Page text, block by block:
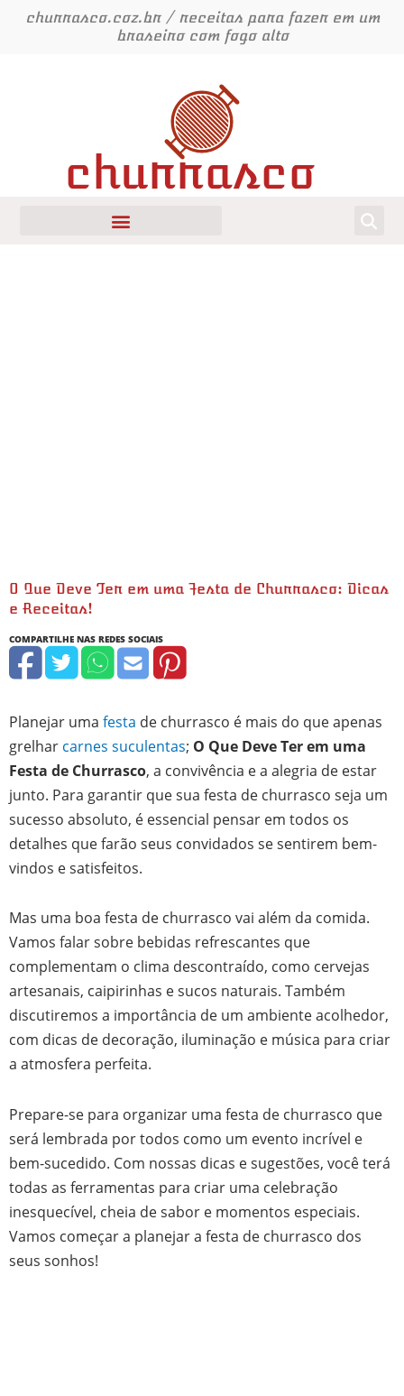
churrasco.coz.br / receitas para fazer em um
braseiro com fogo alto
churrasco
O Que Deve Ter em uma Festa de Churrasco: Dicas
e Receitas!
Planejar uma festa de churrasco é mais do que apenas
grelhar carnes suculentas; O Que Deve Ter em uma
Festa de Churrasco, a convivência e a alegria de estar
junto. Para garantir que sua festa de churrasco seja um
sucesso absoluto, é essencial pensar em todos os
detalhes que farão seus convidados se sentirem bem-
vindos e satisfeitos.
Mas uma boa festa de churrasco vai além da comida.
Vamos falar sobre bebidas refrescantes que
complementam o clima descontraído, como cervejas
artesanais, caipirinhas e sucos naturais. Também
discutiremos a importância de um ambiente acolhedor,
com dicas de decoração, iluminação e música para criar
a atmosfera perfeita.
Prepare-se para organizar uma festa de churrasco que
será lembrada por todos como um evento incrível e
bem-sucedido. Com nossas dicas e sugestões, você terá
todas as ferramentas para criar uma celebração
inesquecível, cheia de sabor e momentos especiais.
Vamos começar a planejar a festa de churrasco dos
seus sonhos!
horas